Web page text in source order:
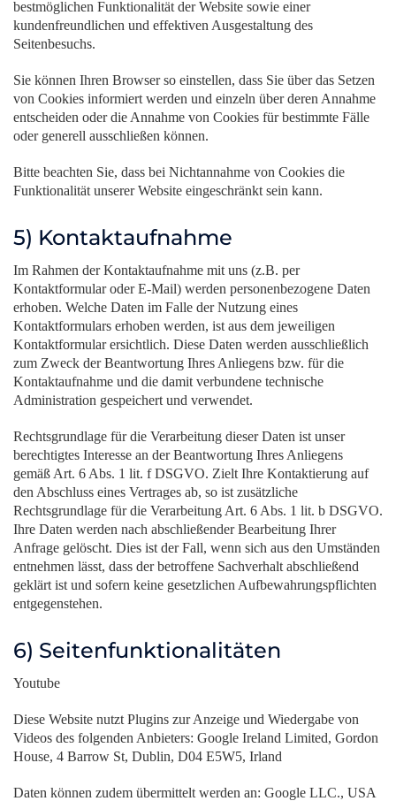
bestmöglichen Funktionalität der Website sowie einer
kundenfreundlichen und effektiven Ausgestaltung des
Seitenbesuchs.
Sie können Ihren Browser so einstellen, dass Sie über das Setzen
von Cookies informiert werden und einzeln über deren Annahme
entscheiden oder die Annahme von Cookies für bestimmte Fälle
oder generell ausschließen können.
Bitte beachten Sie, dass bei Nichtannahme von Cookies die
Funktionalität unserer Website eingeschränkt sein kann.
5) Kontaktaufnahme
Im Rahmen der Kontaktaufnahme mit uns (z.B. per
Kontaktformular oder E-Mail) werden personenbezogene Daten
erhoben. Welche Daten im Falle der Nutzung eines
Kontaktformulars erhoben werden, ist aus dem jeweiligen
Kontaktformular ersichtlich. Diese Daten werden ausschließlich
zum Zweck der Beantwortung Ihres Anliegens bzw. für die
Kontaktaufnahme und die damit verbundene technische
Administration gespeichert und verwendet.
Rechtsgrundlage für die Verarbeitung dieser Daten ist unser
berechtigtes Interesse an der Beantwortung Ihres Anliegens
gemäß Art. 6 Abs. 1 lit. f DSGVO. Zielt Ihre Kontaktierung auf
den Abschluss eines Vertrages ab, so ist zusätzliche
Rechtsgrundlage für die Verarbeitung Art. 6 Abs. 1 lit. b DSGVO.
Ihre Daten werden nach abschließender Bearbeitung Ihrer
Anfrage gelöscht. Dies ist der Fall, wenn sich aus den Umständen
entnehmen lässt, dass der betroffene Sachverhalt abschließend
geklärt ist und sofern keine gesetzlichen Aufbewahrungspflichten
entgegenstehen.
6) Seitenfunktionalitäten
Youtube
Diese Website nutzt Plugins zur Anzeige und Wiedergabe von
Videos des folgenden Anbieters: Google Ireland Limited, Gordon
House, 4 Barrow St, Dublin, D04 E5W5, Irland
Daten können zudem übermittelt werden an: Google LLC., USA